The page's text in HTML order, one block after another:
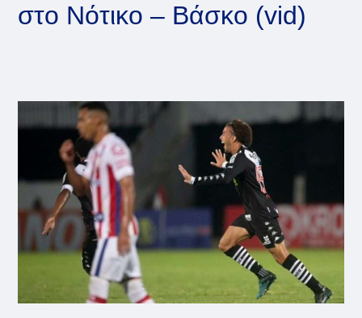
στο Νότικο – Βάσκο (vid)